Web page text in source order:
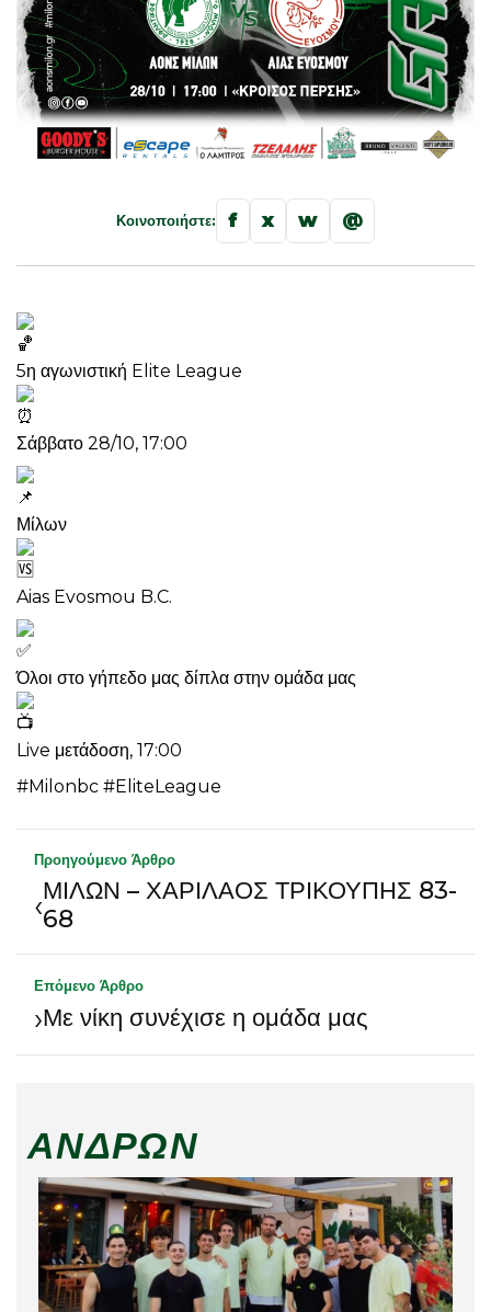
Κοινοποιήστε: f x w @
5η αγωνιστική Elite League
Σάββατο 28/10, 17:00
Μίλων
Aias Evosmou B.C.
Όλοι στο γήπεδο μας δίπλα στην ομάδα μας
Live μετάδοση, 17:00
#Milonbc #EliteLeague
Προηγούμενο Άρθρο
‹ΜΙΛΩΝ – ΧΑΡΙΛΑΟΣ ΤΡΙΚΟΥΠΗΣ 83-
68
Επόμενο Άρθρο
›Με νίκη συνέχισε η ομάδα μας
ΑΝΔΡΏΝ